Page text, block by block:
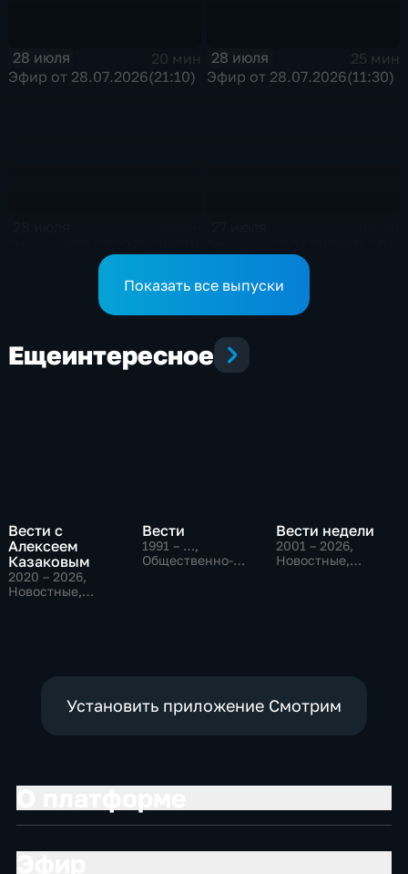
28 июля
20 мин
Эфир от 28.07.2026(21:10)
28 июля
25 мин
Эфир от 28.07.2026(11:30)
Показать все выпуски
Ещеинтересное
Вести с
Алексеем
Казаковым
2020 – 2026,
Новостные,
Вести
1991 – …,
Общественно-
Вести недели
2001 – 2026,
Новостные,
Установить приложение Смотрим